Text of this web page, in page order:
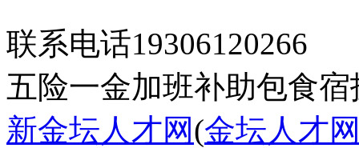
联系电话19306120266
五险一金加班补助包食宿
新金坛人才网(金坛人才